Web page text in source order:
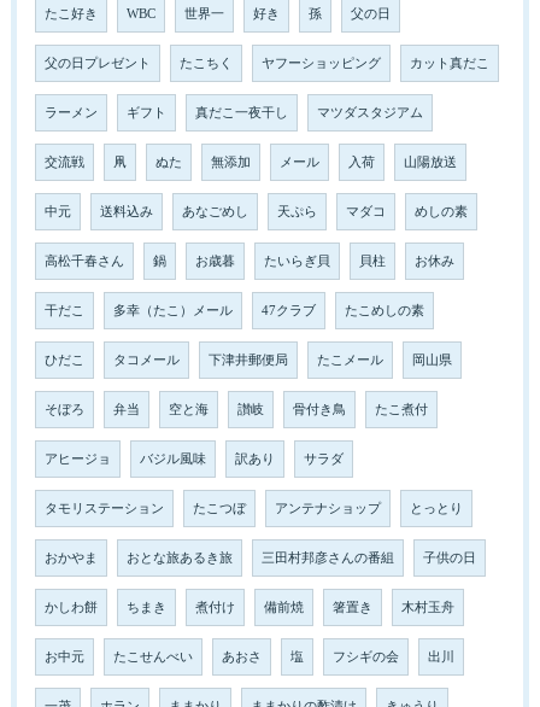
たこ好き WBC 世界一 好き 孫 父の日
父の日プレゼント たこちく ヤフーショッピング カット真だこ
ラーメン ギフト 真だこ一夜干し マツダスタジアム
交流戦 凧 ぬた 無添加 メール 入荷 山陽放送
中元 送料込み あなごめし 天ぷら マダコ めしの素
高松千春さん 鍋 お歳暮 たいらぎ貝 貝柱 お休み
干だこ 多幸（たこ）メール 47クラブ たこめしの素
ひだこ タコメール 下津井郵便局 たこメール 岡山県
そぼろ 弁当 空と海 讃岐 骨付き鳥 たこ煮付
アヒージョ バジル風味 訳あり サラダ
タモリステーション たこつぼ アンテナショップ とっとり
おかやま おとな旅あるき旅 三田村邦彦さんの番組 子供の日
かしわ餅 ちまき 煮付け 備前焼 箸置き 木村玉舟
お中元 たこせんべい あおさ 塩 フシギの会 出川